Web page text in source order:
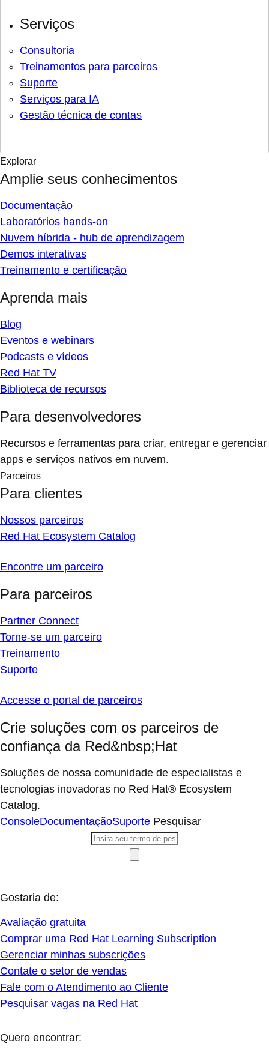
Serviços
Consultoria
Treinamentos para parceiros
Suporte
Serviços para IA
Gestão técnica de contas
Explorar
Amplie seus conhecimentos
Documentação
Laboratórios hands-on
Nuvem híbrida - hub de aprendizagem
Demos interativas
Treinamento e certificação
Aprenda mais
Blog
Eventos e webinars
Podcasts e vídeos
Red Hat TV
Biblioteca de recursos
Para desenvolvedores
Recursos e ferramentas para criar, entregar e gerenciar
apps e serviços nativos em nuvem.
Parceiros
Para clientes
Nossos parceiros
Red Hat Ecosystem Catalog
Encontre um parceiro
Para parceiros
Partner Connect
Torne-se um parceiro
Treinamento
Suporte
Accesse o portal de parceiros
Crie soluções com os parceiros de
confiança da Red&nbsp;Hat
Soluções de nossa comunidade de especialistas e
tecnologias inovadoras no Red Hat® Ecosystem
Catalog.
ConsoleDocumentaçãoSuporte Pesquisar
Gostaria de:
Avaliação gratuita
Comprar uma Red Hat Learning Subscription
Gerenciar minhas subscrições
Contate o setor de vendas
Fale com o Atendimento ao Cliente
Pesquisar vagas na Red Hat
Quero encontrar: